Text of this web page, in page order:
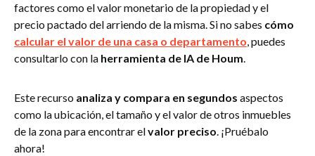
factores como el valor monetario de la propiedad y el
precio pactado del arriendo de la misma. Si no sabes cómo
calcular el valor de una casa o departamento, puedes
consultarlo con la herramienta de IA de Houm.
Este recurso analiza y compara en segundos aspectos
como la ubicación, el tamaño y el valor de otros inmuebles
de la zona para encontrar elvalor preciso. ¡Pruébalo
ahora!